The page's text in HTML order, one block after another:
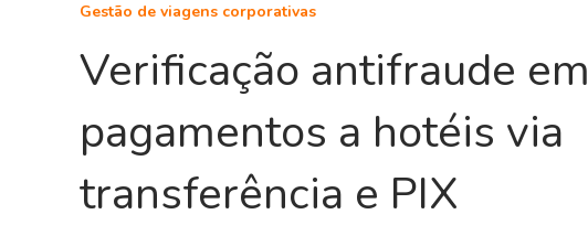
Gestão de viagens corporativas
Verificação antifraude em
pagamentos a hotéis via
transferência e PIX